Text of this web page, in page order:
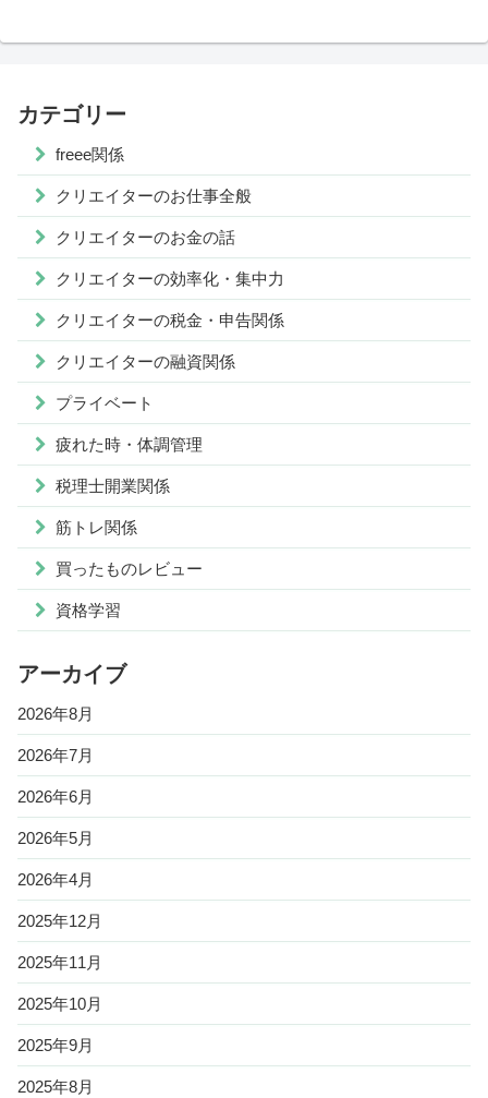
カテゴリー
freee関係
クリエイターのお仕事全般
クリエイターのお金の話
クリエイターの効率化・集中力
クリエイターの税金・申告関係
クリエイターの融資関係
プライベート
疲れた時・体調管理
税理士開業関係
筋トレ関係
買ったものレビュー
資格学習
アーカイブ
2026年8月
2026年7月
2026年6月
2026年5月
2026年4月
2025年12月
2025年11月
2025年10月
2025年9月
2025年8月